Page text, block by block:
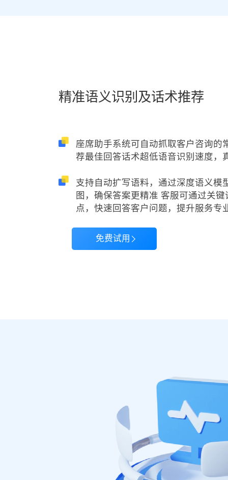
精准语义识别及话术推荐
座席助手系统可自动抓取客户咨询的
荐最佳回答话术超低语音识别速度，
支持自动扩写语料，通过深度语义模
图，确保答案更精准 客服可通过关
点，快速回答客户问题，提升服务专
免费试用